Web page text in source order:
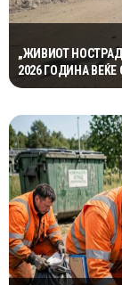
„ЖИВИОТ
2026 ГОДИНА